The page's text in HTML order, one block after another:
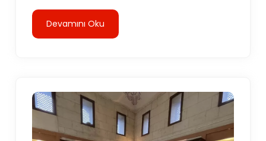
Devamını Oku